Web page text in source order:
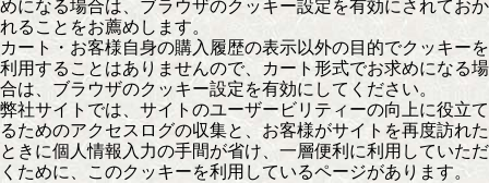
めになる場合は、ブラウザのクッキー設定を有効にされておか
れることをお薦めします。
カート・お客様自身の購入履歴の表示以外の目的でクッキーを
利用することはありませんので、カート形式でお求めになる場
合は、ブラウザのクッキー設定を有効にしてください。
弊社サイトでは、サイトのユーザービリティーの向上に役立て
るためのアクセスログの収集と、お客様がサイトを再度訪れた
ときに個人情報入力の手間が省け、一層便利に利用していただ
くために、このクッキーを利用しているページがあります。